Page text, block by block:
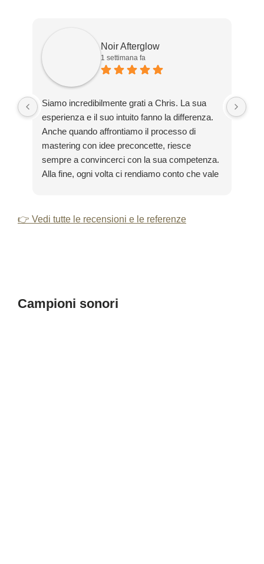
Noir Afterglow
1 settimana fa
Siamo incredibilmente grati a Chris. La sua
esperienza e il suo intuito fanno la differenza.
Anche quando affrontiamo il processo di
mastering con idee preconcette, riesce
sempre a convincerci con la sua competenza.
Alla fine, ogni volta ci rendiamo conto che vale
👉 Vedi tutte le recensioni e le referenze
Campioni sonori